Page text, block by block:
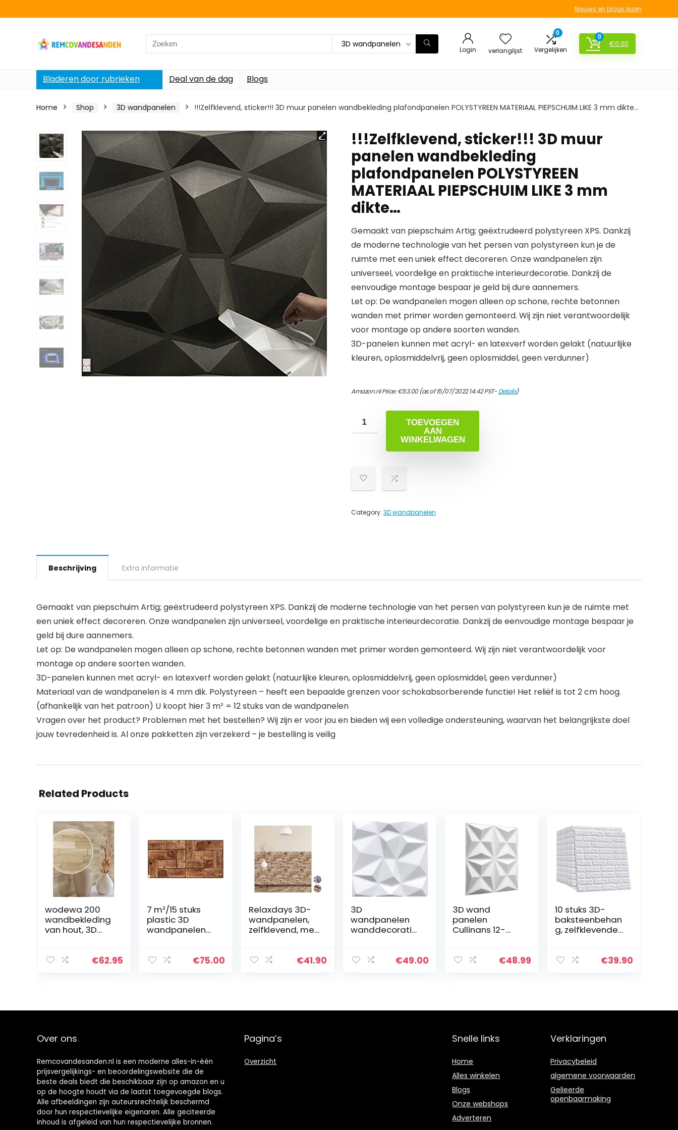
Nieuws en blogs lezen
Search
for:
3D wandpanelen
Login verlanglijst
0
Vergelijken
0
€0.00
Bladeren door rubrieken Deal van de dag Blogs
Home Shop 3D wandpanelen !!!Zelfklevend, sticker!!! 3D muur panelen wandbekleding plafondpanelen POLYSTYREEN MATERIAAL PIEPSCHUIM LIKE 3 mm dikte…
!!!Zelfklevend, sticker!!! 3D muur
panelen wandbekleding
plafondpanelen POLYSTYREEN
MATERIAAL PIEPSCHUIM LIKE 3 mm
dikte…
Gemaakt van piepschuim Artig; geëxtrudeerd polystyreen XPS. Dankzij
de moderne technologie van het persen van polystyreen kun je de
ruimte met een uniek effect decoreren. Onze wandpanelen zijn
universeel, voordelige en praktische interieurdecoratie. Dankzij de
eenvoudige montage bespaar je geld bij dure aannemers.
Let op: De wandpanelen mogen alleen op schone, rechte betonnen
wanden met primer worden gemonteerd. Wij zijn niet verantwoordelijk
voor montage op andere soorten wanden.
3D-panelen kunnen met acryl- en latexverf worden gelakt (natuurlijke
kleuren, oplosmiddelvrij, geen oplosmiddel, geen verdunner)
Amazon.nl Price:€53.00(as of 15/07/2022 14:42 PST-Details)
TOEVOEGEN
AAN
WINKELWAGEN
Category: 3D wandpanelen
Beschrijving Extra informatie
Gemaakt van piepschuim Artig; geëxtrudeerd polystyreen XPS. Dankzij de moderne technologie van het persen van polystyreen kun je de ruimte met
een uniek effect decoreren. Onze wandpanelen zijn universeel, voordelige en praktische interieurdecoratie. Dankzij de eenvoudige montage bespaar je
geld bij dure aannemers.
Let op: De wandpanelen mogen alleen op schone, rechte betonnen wanden met primer worden gemonteerd. Wij zijn niet verantwoordelijk voor
montage op andere soorten wanden.
3D-panelen kunnen met acryl- en latexverf worden gelakt (natuurlijke kleuren, oplosmiddelvrij, geen oplosmiddel, geen verdunner)
Materiaal van de wandpanelen is 4 mm dik. Polystyreen – heeft een bepaalde grenzen voor schokabsorberende functie! Het reliëf is tot 2 cm hoog.
(afhankelijk van het patroon) U koopt hier 3 m² = 12 stuks van de wandpanelen
Vragen over het product? Problemen met het bestellen? Wij zijn er voor jou en bieden wij een volledige ondersteuning, waarvan het belangrijkste doel
jouw tevredenheid is. Al onze pakketten zijn verzekerd – je bestelling is veilig
Related Products
wodewa 200
wandbekleding
van hout, 3D
m²
€62.95
7 m²/15 stuks
plastic 3D
wandpanelen
plafondpanelen
€75.00
Relaxdays 3D-
wandpanelen,
zelfklevend, met
(polyvinylchlorid
€41.90
3D
wandpanelen
wanddecoratie
3D panelen€49.00
3D wand
panelen
Cullinans 12-
€48.99
10 stuks 3D-
baksteenbehan
g, zelfklevende
behang,
€39.90
Over ons
Remcovandesanden.nl is een moderne alles-in-één
prijsvergelijkings- en beoordelingswebsite die de
beste deals biedt die beschikbaar zijn op amazon en u
op de hoogte houdt via de laatst toegevoegde blogs.
Alle afbeeldingen zijn auteursrechtelijk beschermd
door hun respectievelijke eigenaren. Alle geciteerde
inhoud is afgeleid van hun respectievelijke bronnen.
Pagina’s
Overzicht
Snelle links
Home
Alles winkelen
Blogs
Onze webshops
Adverteren
Verklaringen
Privacybeleid
algemene voorwaarden
Gelieerde
openbaarmaking